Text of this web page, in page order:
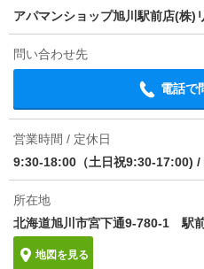
1分で完了！
この物件に
Ｎ ＳＴＡＧＥ（エヌ・
6.9万円 (管理費 -)
2LDK｜66.24m²｜1階/2
損保 要
保証会社
月額賃料等の１
円／年
ほか初期費用 合計3.3万円（内
その他諸費用 ２４時間駆けつ
情報更新日 2026/08/08
次回更新予定日
アパマンショップ旭川駅前店(株)
問い合わせ先
電話で
営業時間 / 定休日
9:30-18:00（土日祝9:30-17:00) /
所在地
北海道旭川市宮下通9-780-1 駅
地図を見る